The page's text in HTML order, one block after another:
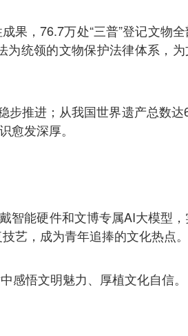
果，76.7万处“三普”登记文物
为统领的文物保护法律体系，
步推进；从我国世界遗产总数达
愈发深厚。
智能硬件和文博专属AI大模型
艺，成为青年追捧的文化热点。
感悟文明魅力、厚植文化自信。